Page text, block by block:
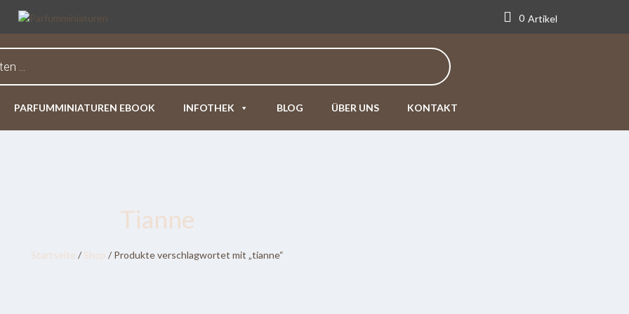
0 Artikel
PARFUMMINIATUREN EBOOK INFOTHEK BLOG ÜBER UNS KONTAKT
Tianne
Startseite / Shop / Produkte verschlagwortet mit „tianne“